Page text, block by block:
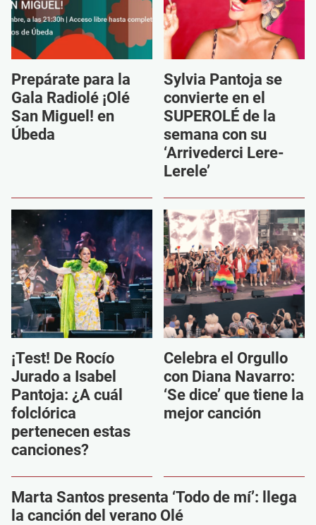
Prepárate para la
Gala Radiolé ¡Olé
San Miguel! en
Úbeda
Sylvia Pantoja se
convierte en el
SUPEROLÉ de la
semana con su
‘Arrivederci Lere-
Lerele’
¡Test! De Rocío
Jurado a Isabel
Pantoja: ¿A cuál
folclórica
pertenecen estas
canciones?
Celebra el Orgullo
con Diana Navarro:
‘Se dice’ que tiene la
mejor canción
Marta Santos presenta ‘Todo de mí’: llega
la canción del verano Olé